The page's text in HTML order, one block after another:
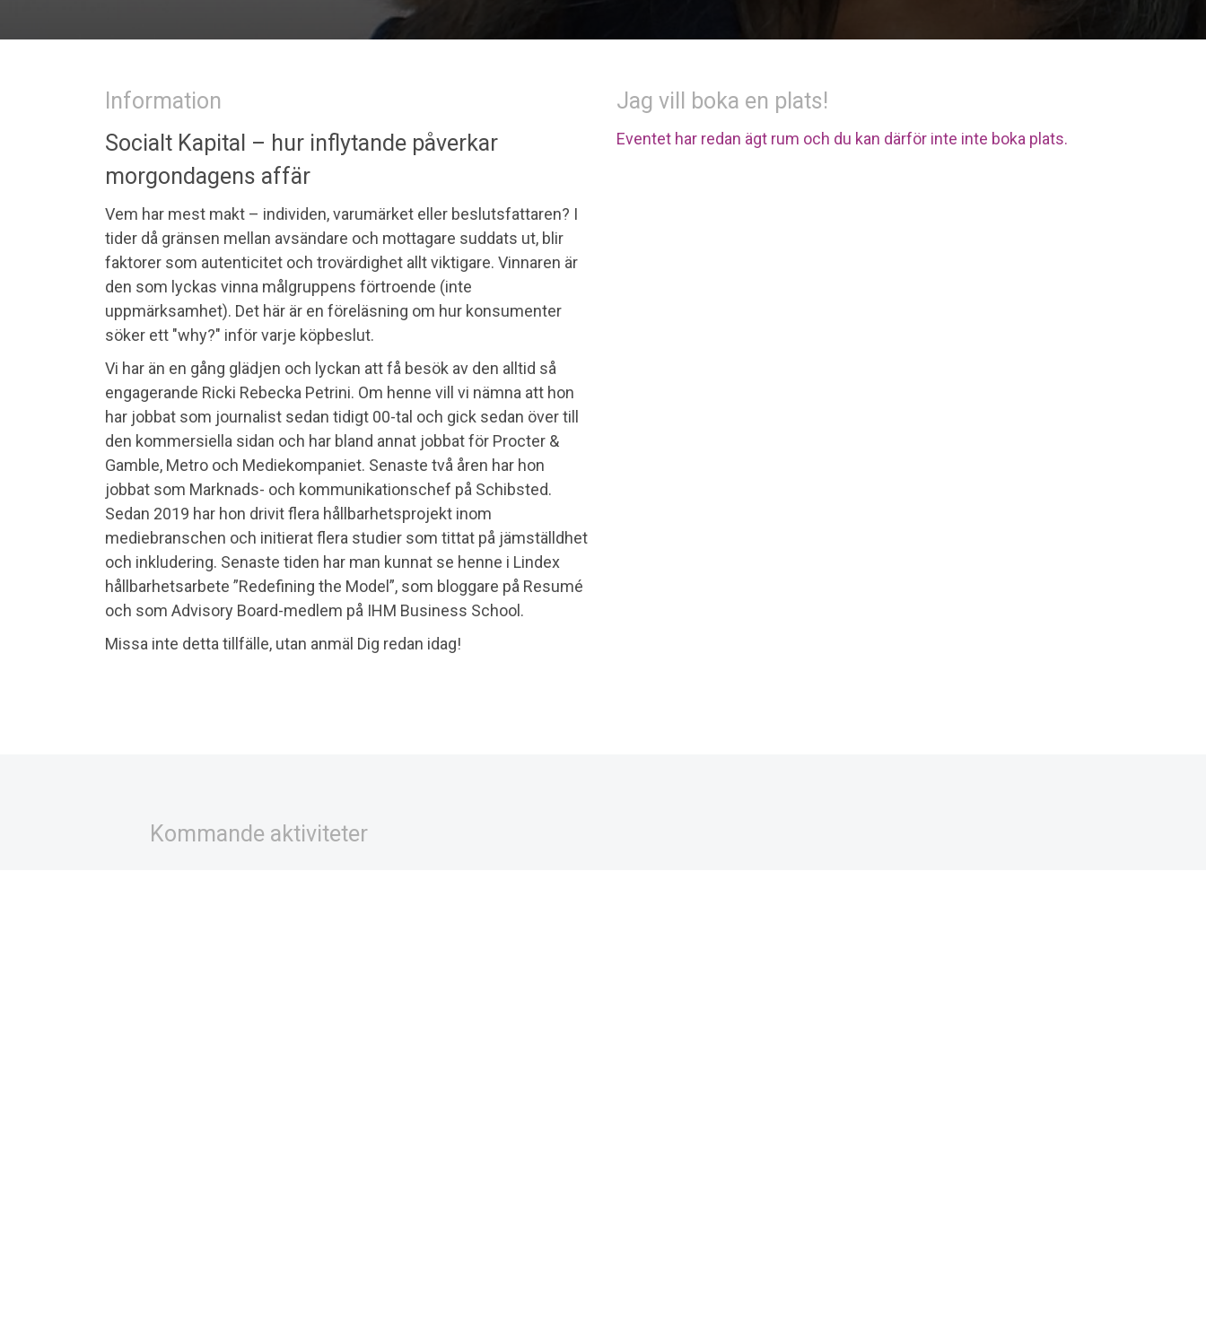
Information
Socialt Kapital – hur inflytande påverkar
morgondagens affär
Vem har mest makt – individen, varumärket eller beslutsfattaren? I
tider då gränsen mellan avsändare och mottagare suddats ut, blir
faktorer som autenticitet och trovärdighet allt viktigare. Vinnaren är
den som lyckas vinna målgruppens förtroende (inte
uppmärksamhet). Det här är en föreläsning om hur konsumenter
söker ett "why?" inför varje köpbeslut.
Vi har än en gång glädjen och lyckan att få besök av den alltid så
engagerande Ricki Rebecka Petrini. Om henne vill vi nämna att hon
har jobbat som journalist sedan tidigt 00-tal och gick sedan över till
den kommersiella sidan och har bland annat jobbat för Procter &
Gamble, Metro och Mediekompaniet. Senaste två åren har hon
jobbat som Marknads- och kommunikationschef på Schibsted.
Sedan 2019 har hon drivit flera hållbarhetsprojekt inom
mediebranschen och initierat flera studier som tittat på jämställdhet
och inkludering. Senaste tiden har man kunnat se henne i Lindex
hållbarhetsarbete ”Redefining the Model”, som bloggare på Resumé
och som Advisory Board-medlem på IHM Business School.
Missa inte detta tillfälle, utan anmäl Dig redan idag!
Jag vill boka en plats!
Eventet har redan ägt rum och du kan därför inte inte boka plats.
Kommande aktiviteter
Om föreningen